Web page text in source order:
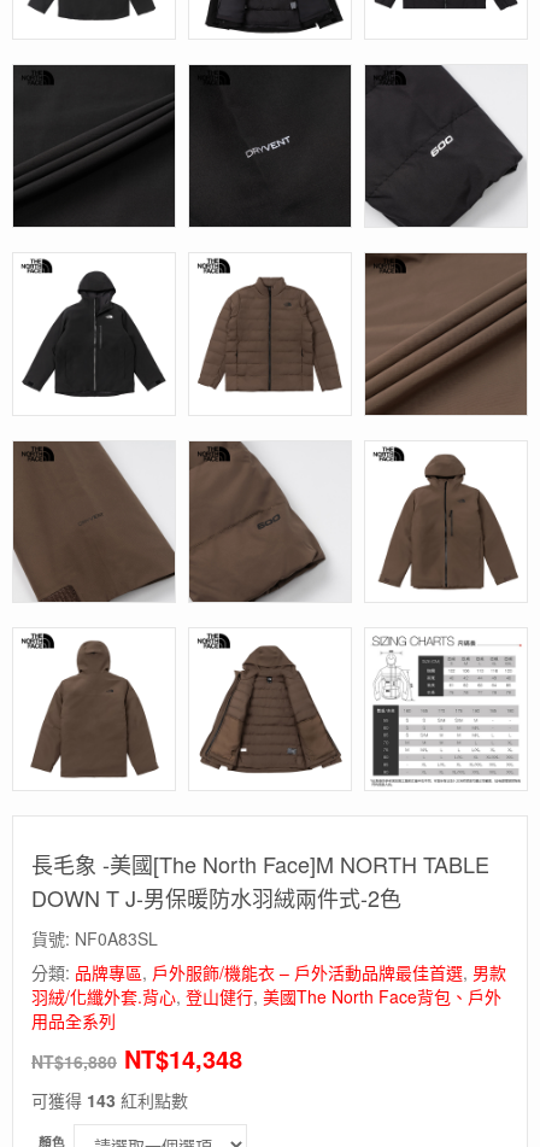
長毛象 -美國[The North Face]M NORTH TABLE
DOWN T J-男保暖防水羽絨兩件式-2色
貨號: NF0A83SL
分類: 品牌專區, 戶外服飾/機能衣 – 戶外活動品牌最佳首選, 男款
羽絨/化纖外套.背心, 登山健行, 美國The North Face背包、戶外
用品全系列
NT$16,880 NT$14,348
可獲得 143 紅利點數
顏色